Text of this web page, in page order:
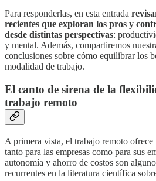
Para responderlas, en esta entrada
recientes que exploran los pros y
desde distintas perspectivas:
y mental. Además, compartiremos
conclusiones sobre cómo equilibrar los
modalidad de trabajo.
El canto de sirena de la
trabajo remoto
A primera vista, el trabajo remoto
tanto para las empresas como para sus
autonomía y ahorro de costos son
recurrentes en la literatura científica